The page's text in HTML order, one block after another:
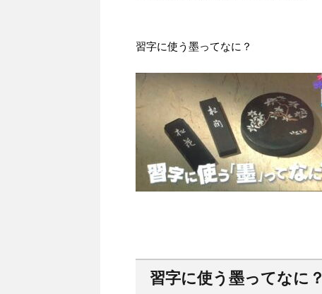
習字に使う墨ってなに？
習字に使う墨ってなに？